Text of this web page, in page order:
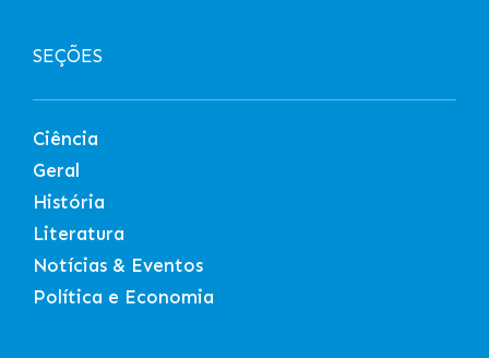
SEÇÕES
Ciência
Geral
História
Literatura
Notícias & Eventos
Política e Economia